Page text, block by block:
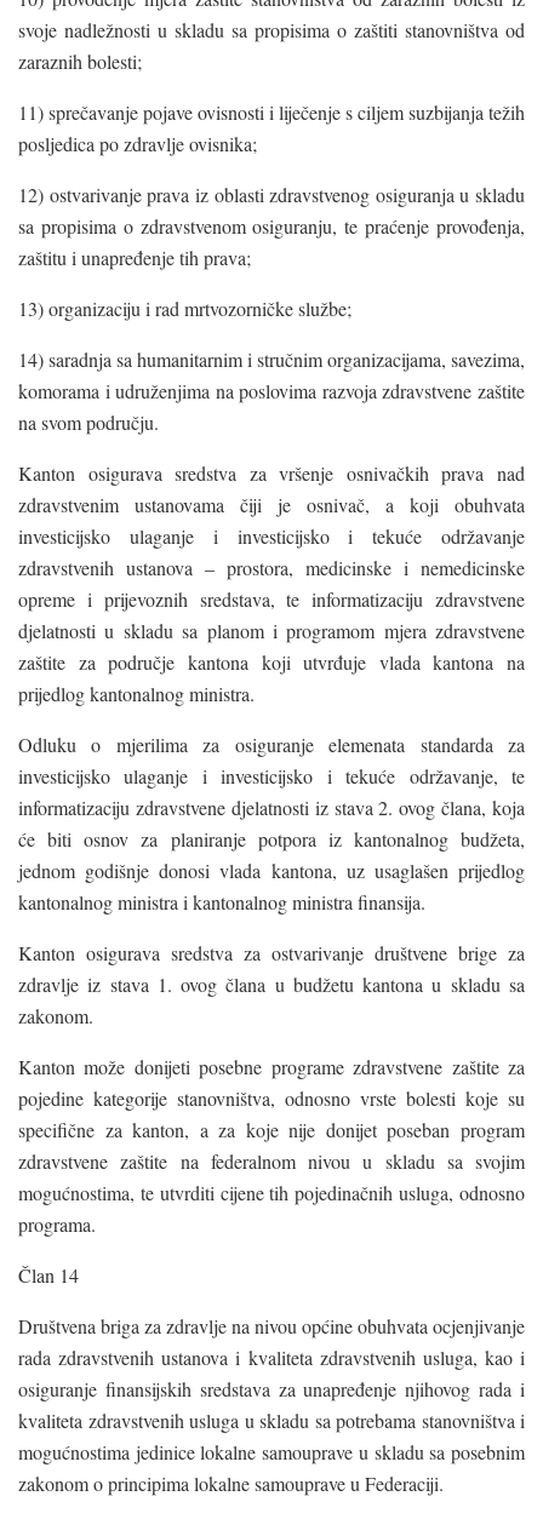
svoje nadležnosti u skladu sa propisima o zaštiti stanovništva od
zaraznih bolesti;
11) sprečavanje pojave ovisnosti i liječenje s ciljem suzbijanja težih
posljedica po zdravlje ovisnika;
12) ostvarivanje prava iz oblasti zdravstvenog osiguranja u skladu
sa propisima o zdravstvenom osiguranju, te praćenje provođenja,
zaštitu i unapređenje tih prava;
13) organizaciju i rad mrtvozorničke službe;
14) saradnja sa humanitarnim i stručnim organizacijama, savezima,
komorama i udruženjima na poslovima razvoja zdravstvene zaštite
na svom području.
Kanton osigurava sredstva za vršenje osnivačkih prava nad
zdravstvenim ustanovama čiji je osnivač, a koji obuhvata
investicijsko ulaganje i investicijsko i tekuće održavanje
zdravstvenih ustanova – prostora, medicinske i nemedicinske
opreme i prijevoznih sredstava, te informatizaciju zdravstvene
djelatnosti u skladu sa planom i programom mjera zdravstvene
zaštite za područje kantona koji utvrđuje vlada kantona na
prijedlog kantonalnog ministra.
Odluku o mjerilima za osiguranje elemenata standarda za
investicijsko ulaganje i investicijsko i tekuće održavanje, te
informatizaciju zdravstvene djelatnosti iz stava 2. ovog člana, koja
će biti osnov za planiranje potpora iz kantonalnog budžeta,
jednom godišnje donosi vlada kantona, uz usaglašen prijedlog
kantonalnog ministra i kantonalnog ministra finansija.
Kanton osigurava sredstva za ostvarivanje društvene brige za
zdravlje iz stava 1. ovog člana u budžetu kantona u skladu sa
zakonom.
Kanton može donijeti posebne programe zdravstvene zaštite za
pojedine kategorije stanovništva, odnosno vrste bolesti koje su
specifične za kanton, a za koje nije donijet poseban program
zdravstvene zaštite na federalnom nivou u skladu sa svojim
mogućnostima, te utvrditi cijene tih pojedinačnih usluga, odnosno
programa.
Član 14
Društvena briga za zdravlje na nivou općine obuhvata ocjenjivanje
rada zdravstvenih ustanova i kvaliteta zdravstvenih usluga, kao i
osiguranje finansijskih sredstava za unapređenje njihovog rada i
kvaliteta zdravstvenih usluga u skladu sa potrebama stanovništva i
mogućnostima jedinice lokalne samouprave u skladu sa posebnim
zakonom o principima lokalne samouprave u Federaciji.